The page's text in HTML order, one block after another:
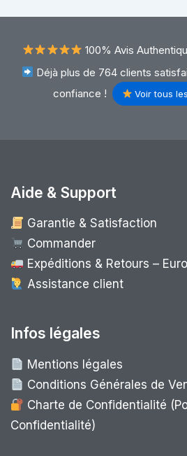
100% Avis
Déjà plus de 764 clients
confiance !
Voir tous
Aide & Support
Garantie & Satisfaction
Commander
Expéditions & Retours –
Assistance client
Infos légales
Mentions légales
Conditions Générales de
Charte de Confidentialité
Confidentialité)